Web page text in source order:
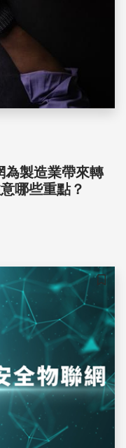
為製造業帶來轉
哪些重點？
儲存